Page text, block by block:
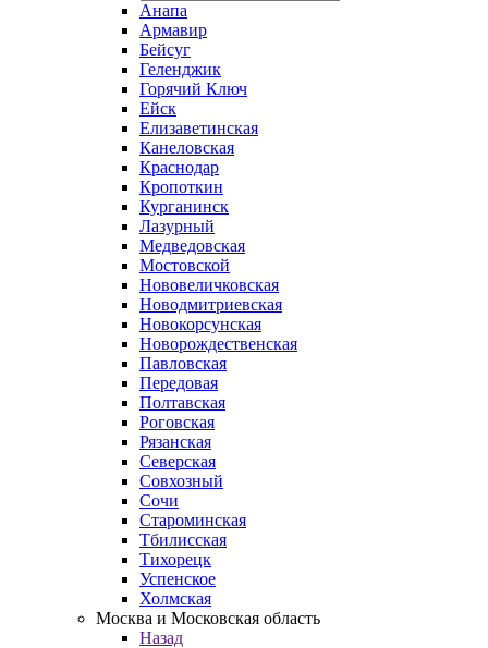
Анапа
Армавир
Бейсуг
Геленджик
Горячий Ключ
Ейск
Елизаветинская
Канеловская
Краснодар
Кропоткин
Курганинск
Лазурный
Медведовская
Мостовской
Нововеличковская
Новодмитриевская
Новокорсунская
Новорождественская
Павловская
Передовая
Полтавская
Роговская
Рязанская
Северская
Совхозный
Сочи
Староминская
Тбилисская
Тихорецк
Успенское
Холмская
Москва и Московская область
Назад